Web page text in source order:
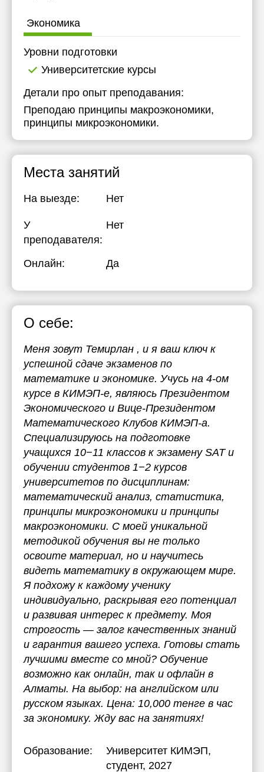
Экономика
Уровни подготовки
Университетские курсы
Детали про опыт преподавания:
Преподаю принципы макроэкономики,
принципы микроэкономики.
Места занятий
На выезде: Нет
У
преподавателя:
Нет
Онлайн: Да
О себе:
Меня зовут Темирлан , и я ваш ключ к
успешной сдаче экзаменов по
математике и экономике. Учусь на 4-ом
курсе в КИМЭП-е, являюсь Президентом
Экономического и Вице-Президентом
Математического Клубов КИМЭП-а.
Специализируюсь на подготовке
учащихся 10−11 классов к экзамену SAT и
обучении студентов 1−2 курсов
университетов по дисциплинам:
математический анализ, статистика,
принципы микроэкономики и принципы
макроэкономики. С моей уникальной
методикой обучения вы не только
освоите материал, но и научитесь
видеть математику в окружающем мире.
Я подхожу к каждому ученику
индивидуально, раскрывая его потенциал
и развивая интерес к предмету. Моя
строгость — залог качественных знаний
и гарантия вашего успеха. Готовы стать
лучшими вместе со мной? Обучение
возможно как онлайн, так и офлайн в
Алматы. На выбор: на английском или
русском языках. Цена: 10,000 тенге в час
за экономику. Жду вас на занятиях!
Образование: Университет КИМЭП,
студент, 2027
14:00
14:30
16:00
17:00
17:30
18:30
19:00
20:00
21:00
14:00
16:00
20:00
21:00